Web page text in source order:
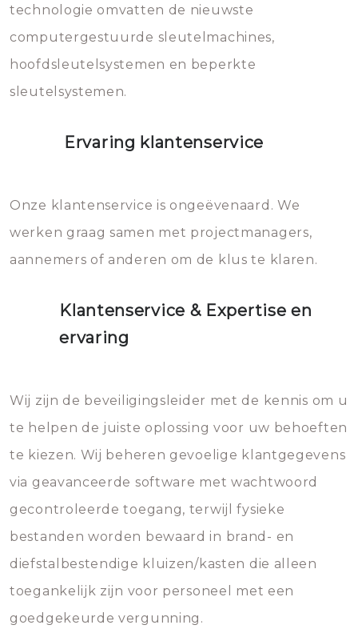
vermijden.
technologie omvatten de nieuwste
computergestuurde sleutelmachines,
hoofdsleutelsystemen en beperkte
sleutelsystemen.
Ervaring klantenservice
Onze klantenservice is ongeëvenaard. We
werken graag samen met projectmanagers,
aannemers of anderen om de klus te klaren.
Klantenservice & Expertise en
ervaring
Wij zijn de beveiligingsleider met de kennis om u
te helpen de juiste oplossing voor uw behoeften
te kiezen. Wij beheren gevoelige klantgegevens
via geavanceerde software met wachtwoord
gecontroleerde toegang, terwijl fysieke
bestanden worden bewaard in brand- en
diefstalbestendige kluizen/kasten die alleen
toegankelijk zijn voor personeel met een
goedgekeurde vergunning.